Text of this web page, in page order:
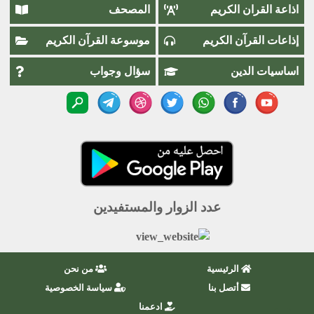
اذاعة القران الكريم المصحف
إذاعات القرآن الكريم موسوعة القرآن الكريم
اساسيات الدين سؤال وجواب
عدد الزوار والمستفيدين
الرئيسية
من نحن
أتصل بنا
سياسة الخصوصية
ادعمنا